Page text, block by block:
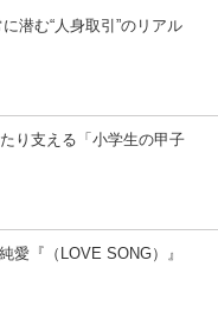
潜む“人身取引”のリアル
り支える「小学生の甲子
愛『（LOVE SONG）』